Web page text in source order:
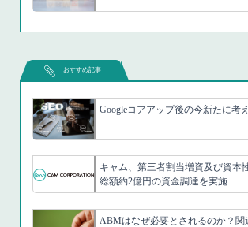
おすすめ記事
Googleコアアップ後の今新たに考
キャム、第三者割当増資及び資本
総額約2億円の資金調達を実施
ABMはなぜ必要とされるのか？関